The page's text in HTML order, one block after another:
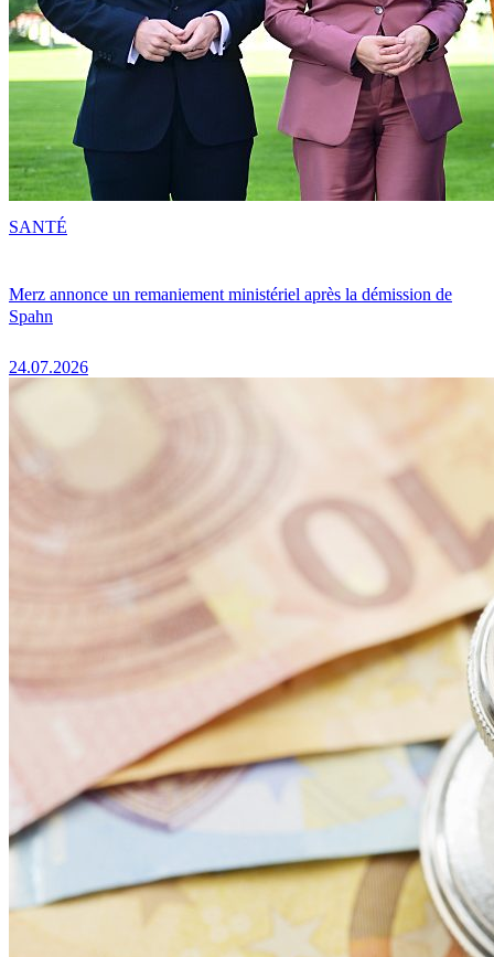
Merz annonce un remaniement ministériel après la démission de
Spahn
24.07.2026
SANTÉ